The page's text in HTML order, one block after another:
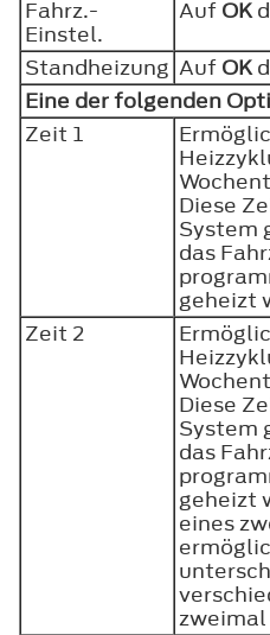
Fahrz.-
Einstel.
Auf OK
Standheizung Auf OK
Eine der folgenden
Zeit 1
Diese
System
das
geheizt
Zeit 2
Diese
System
das
geheizt
eines
zweimal